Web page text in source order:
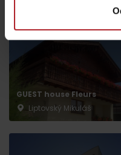
GUEST house Fleurs
Liptovský Mikuláš